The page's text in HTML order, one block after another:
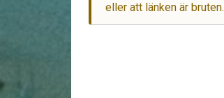
eller att länken är bruten.